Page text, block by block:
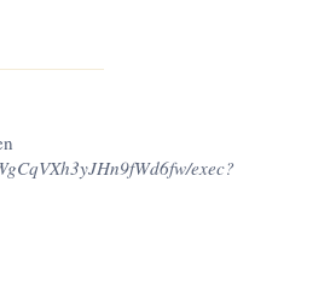
exec?